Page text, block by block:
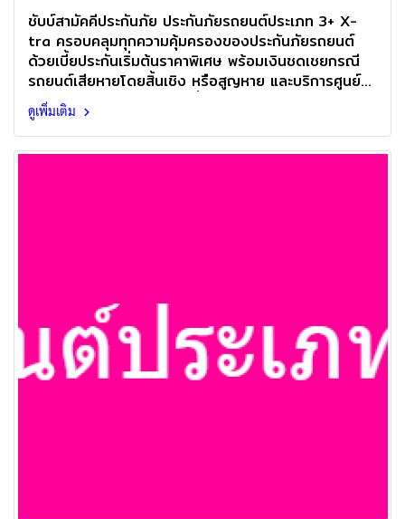
ชับบ์สามัคคีประกันภัย ประกันภัยรถยนต์ประเภท 3+ X-
tra ครอบคลุมทุกความคุ้มครองของประกันภัยรถยนต์
ด้วยเบี้ยประกันเริ่มต้นราคาพิเศษ พร้อมเงินชดเชยกรณี
รถยนต์เสียหายโดยสิ้นเชิง หรือสูญหาย และบริการศูนย์
รับแจ้งอุบัติเหตุตลอด 24 ชั่วโมง
ดูเพิ่มเติม